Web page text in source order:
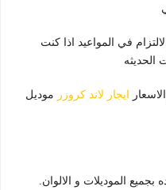
في المواعيد اذا كنت
الحديثه
ايجار لاند كروزر موديل
الموديلات و الالوان.